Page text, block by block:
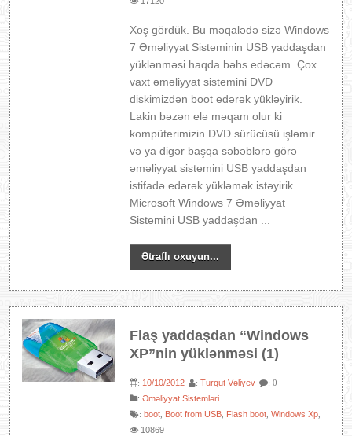
Xoş gördük. Bu məqalədə sizə Windows
7 Əməliyyat Sisteminin USB yaddaşdan
yüklənməsi haqda bəhs edəcəm. Çox
vaxt əməliyyat sistemini DVD
diskimizdən boot edərək yükləyirik.
Lakin bəzən elə məqam olur ki
kompüterimizin DVD sürücüsü işləmir
və ya digər başqa səbəblərə görə
əməliyyat sistemini USB yaddaşdan
istifadə edərək yükləmək istəyirik.
Microsoft Windows 7 Əməliyyat
Sistemini USB yaddaşdan ...
Ətraflı oxuyun...
Flaş yaddaşdan “Windows
XP”nin yüklənməsi (1)
: 10/10/2012 :Turqut Vəliyev : 0
:Əməliyyat Sistemləri
: boot Boot from USB Flash boot ,Windows Xp
10869